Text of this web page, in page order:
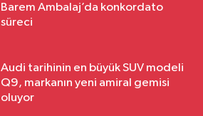
Barem Ambalaj’da konkordato
süreci
Audi tarihinin en büyük SUV modeli
Q9, markanın yeni amiral gemisi
oluyor